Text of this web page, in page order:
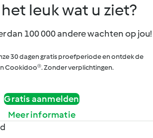
leuk wat u ziet?
dan 100 000 andere wachten op jou!
30 dagen gratis proefperiode en ontdek de
Cookidoo®. Zonder verplichtingen.
Gratis aanmelden
Meer informatie